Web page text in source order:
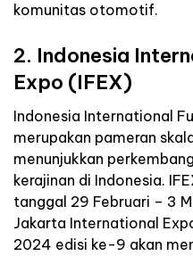
komunitas otomotif.
2. Indonesia
Expo (IFEX)
Indonesia International
merupakan pameran
menunjukkan
kerajinan di Indonesia.
tanggal 29 Februari – 3
Jakarta International
2024 edisi ke-9 akan